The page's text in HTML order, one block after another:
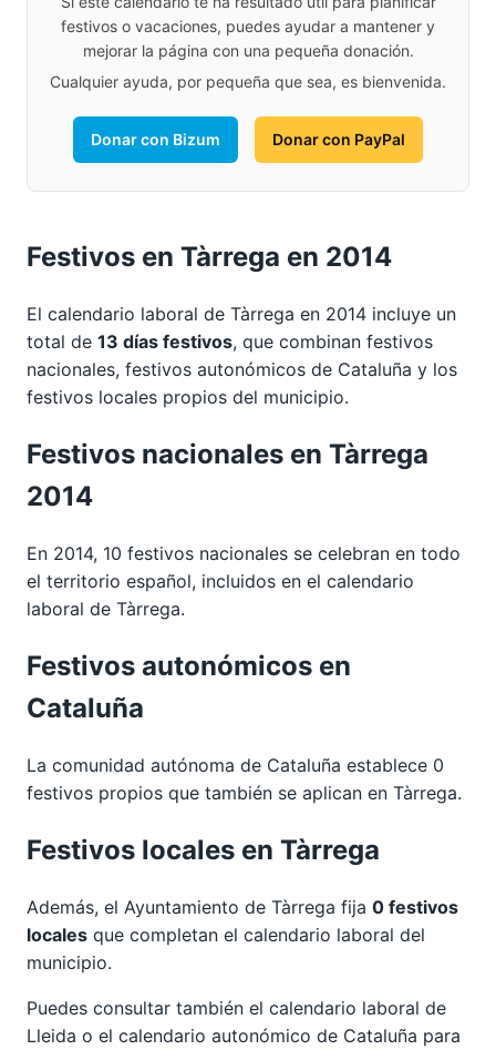
festivos o vacaciones, puedes ayudar a mantener y
mejorar la página con una pequeña donación.
Cualquier ayuda, por pequeña que sea, es bienvenida.
Donar con Bizum Donar con PayPal
Festivos en Tàrrega en 2014
El calendario laboral de Tàrrega en 2014 incluye un
total de 13 días festivos, que combinan festivos
nacionales, festivos autonómicos de Cataluña y los
festivos locales propios del municipio.
Festivos nacionales en Tàrrega
2014
En 2014, 10 festivos nacionales se celebran en todo
el territorio español, incluidos en el calendario
laboral de Tàrrega.
Festivos autonómicos en
Cataluña
La comunidad autónoma de Cataluña establece 0
festivos propios que también se aplican en Tàrrega.
Festivos locales en Tàrrega
Además, el Ayuntamiento de Tàrrega fija 0 festivos
locales que completan el calendario laboral del
municipio.
Puedes consultar también el calendario laboral de
Lleida o el calendario autonómico de Cataluña para